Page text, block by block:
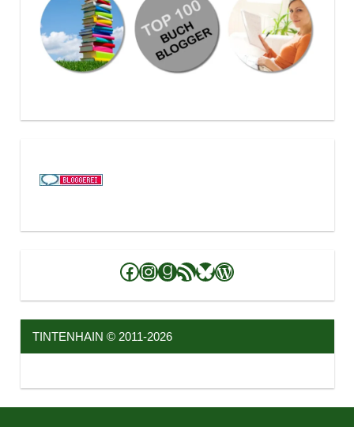
Facebook
Instagram
Goodreads
RSS-Feed
Bluesky
WordPress
TINTENHAIN © 2011-2026